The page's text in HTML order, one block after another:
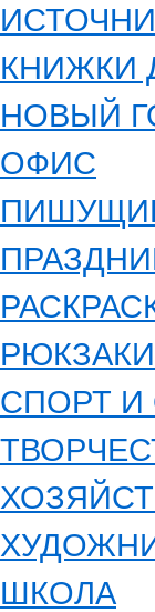
КНИЖКИ
НОВЫЙ
ОФИС
СПОРТ И
ШКОЛА